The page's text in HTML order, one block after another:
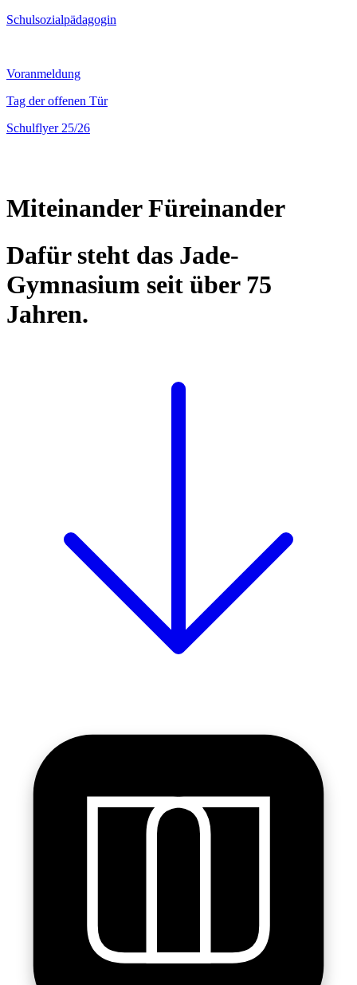
Schulsozialpädagogin
Voranmeldung
Tag der offenen Tür
Schulflyer 25/26
Miteinander Füreinander
Dafür steht das Jade-
Gymnasium seit über 75
Jahren.